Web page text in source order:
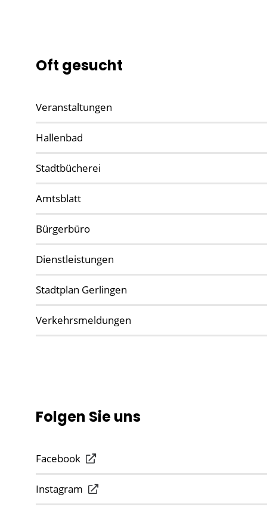
Oft gesucht
Veranstaltungen
Hallenbad
Stadtbücherei
Amtsblatt
Bürgerbüro
Dienstleistungen
Stadtplan Gerlingen
Verkehrsmeldungen
Folgen Sie uns
Facebook
Instagram